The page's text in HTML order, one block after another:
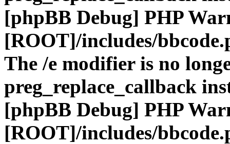
[phpBB Debug] PHP
[ROOT]/includes/
The /e modifier is no
preg_replace_callback
[phpBB Debug] PHP
[ROOT]/includes/